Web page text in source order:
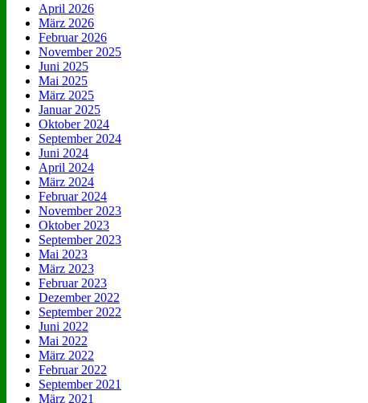
April 2026
März 2026
Februar 2026
November 2025
Juni 2025
Mai 2025
März 2025
Januar 2025
Oktober 2024
September 2024
Juni 2024
April 2024
März 2024
Februar 2024
November 2023
Oktober 2023
September 2023
Mai 2023
März 2023
Februar 2023
Dezember 2022
September 2022
Juni 2022
Mai 2022
März 2022
Februar 2022
September 2021
März 2021